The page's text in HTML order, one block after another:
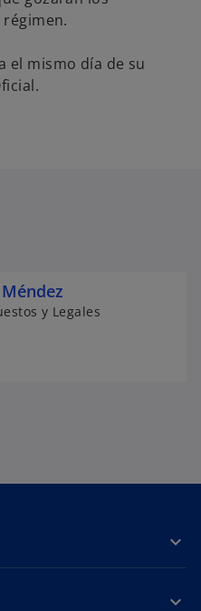
el mismo día de su
y Legales